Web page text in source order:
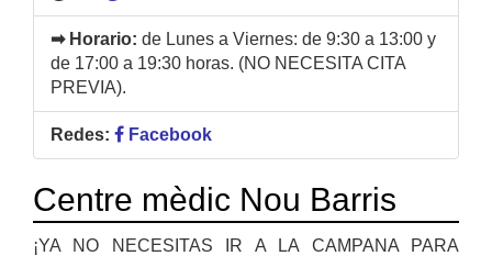
➡ Horario: de Lunes a Viernes: de 9:30 a 13:00 y
de 17:00 a 19:30 horas. (NO NECESITA CITA
PREVIA).
Redes: Facebook
Centre mèdic Nou Barris
¡YA NO NECESITAS IR A LA CAMPANA PARA